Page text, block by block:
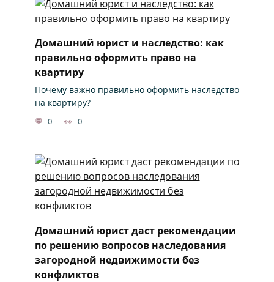
Домашний юрист и наследство: как
правильно оформить право на
квартиру
Почему важно правильно оформить наследство
на квартиру?
0 0
Домашний юрист даст рекомендации
по решению вопросов наследования
загородной недвижимости без
конфликтов